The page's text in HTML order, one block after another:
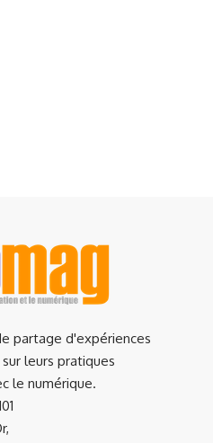
partage d'expériences
leurs pratiques
le numérique.